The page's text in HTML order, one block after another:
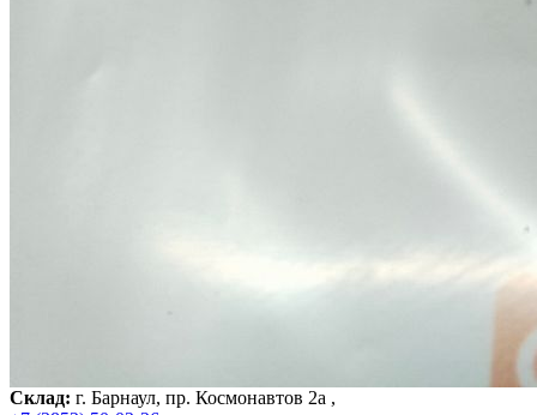
Склад: г. Барнаул, пр. Космонавтов 2а ,